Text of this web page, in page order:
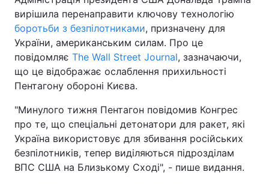
вирішила перенаправити ключову технологію
боротьби з безпілотниками, призначену для
України, американським силам. Про це
повідомляє The Wall Street Journal, зазначаючи,
що це відображає ослаблення прихильності
Пентагону обороні Києва.
"Минулого тижня Пентагон повідомив Конгрес
про те, що спеціальні детонатори для ракет, які
Україна використовує для збивання російських
безпілотників, тепер виділяються підрозділам
ВПС США на Близькому Сході", - пише видання.